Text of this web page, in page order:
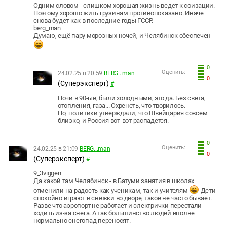
Одним словом - слишком хорошая жизнь ведет к соизации.
Поэтому хорошо жить грузинам противопоказано. Иначе
снова будет как в последние годы ГССР.
berg_man
Думаю, ещё пару морозных ночей, и Челябинск обеспечен
0
0
Оценить:
24.02.25 в 20:59 BERG...man
(Суперэксперт) #
Ночи в 90-ые, были холодными, это да. Без света,
отопления, газа... Охренеть, что творилось.
Но, политики утверждали, что Швейцария совсем
близко, и Россия вот-вот распадется.
0
0
Оценить:
24.02.25 в 21:09 BERG...man
(Суперэксперт) #
9_3viggen
Да какой там Челябинск - в Батуми занятия в школах
отменили на радость как ученикам, так и учителям
Дети
спокойно играют в снежки во дворе, такое не часто бывает.
Разве что аэропорт не работает и электрички перестали
ходить из-за снега. А так большинство людей вполне
нормально снегопад переносят.